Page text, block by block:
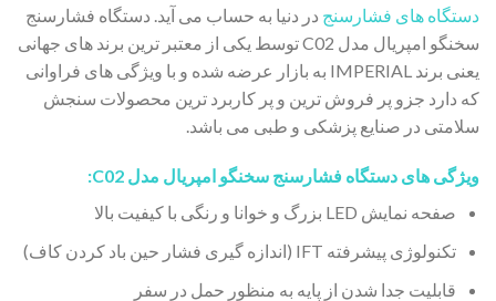
دستگاه های فشارسنج در دنیا به حساب می آید. دستگاه فشارسنج
سخنگو امپریال مدل C02 توسط یکی از معتبر ترین برند های جهانی
یعنی برند IMPERIAL به بازار عرضه شده و با ویژگی های فراوانی
که دارد جزو پر فروش ترین و پر کاربرد ترین محصولات سنجش
سلامتی در صنایع پزشکی و طبی می باشد.
ویژگی های دستگاه فشارسنج سخنگو امپریال مدل C02:
صفحه نمایش LED بزرگ و خوانا و رنگی با کیفیت بالا
تکنولوژی پیشرفته IFT (اندازه گیری فشار حین باد کردن کاف)
قابلیت جدا شدن از پایه به منظور حمل در سفر